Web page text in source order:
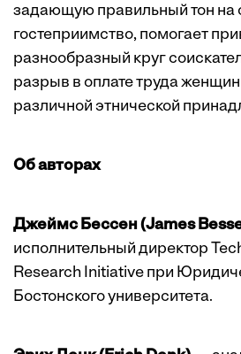
задающую правильный тон на
гостеприимство, помогает
разнообразный круг
разрыв в оплате труда
различной этнической
Об авторах
Джеймс Бессен (James
исполнительный директор
Research Initiative при
Бостонского университета.